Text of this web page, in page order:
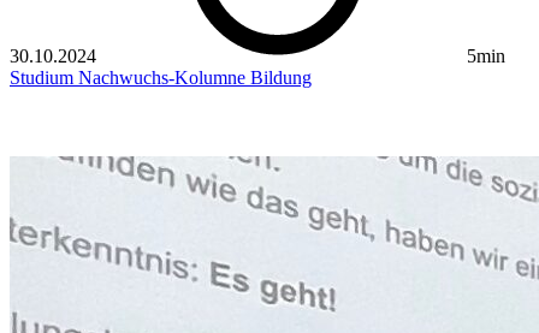
30.10.2024
5min
Studium Nachwuchs-Kolumne Bildung